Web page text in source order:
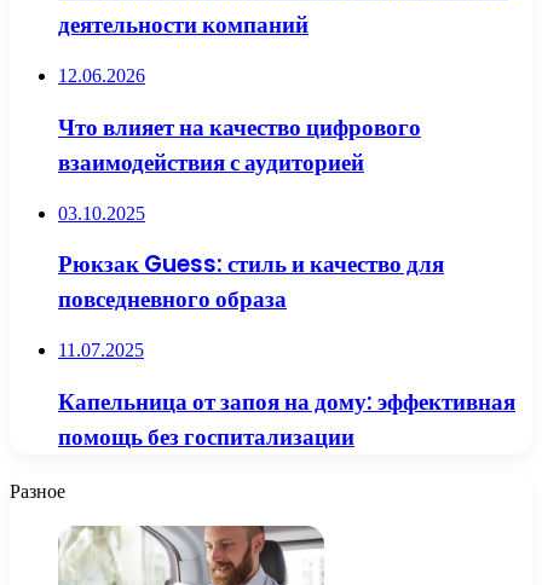
деятельности компаний
12.06.2026
Что влияет на качество цифрового
взаимодействия с аудиторией
03.10.2025
Рюкзак Guess: стиль и качество для
повседневного образа
11.07.2025
Капельница от запоя на дому: эффективная
помощь без госпитализации
Разное